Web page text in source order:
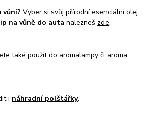
vůni? Vyber si svůj přírodníesenciální olej
na vůně do autanalezneš zde.
také použít do aromalampy či aroma
i náhradní polštářky.